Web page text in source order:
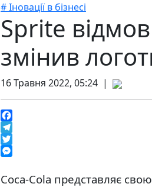
# Іновації в бізнесі
Sprite
змінив
16 Травня 2022, 05:24 |
Facebook
Telegram
Twitter
Coca-Cola представляє